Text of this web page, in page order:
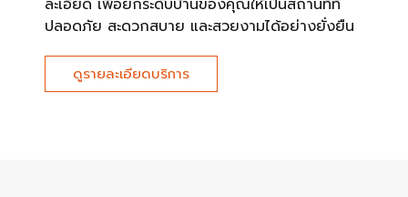
ละเอียด เพื่อยกระดับบ้านของคุณให้เป็นสถานที่ที่
ปลอดภัย สะดวกสบาย และสวยงามได้อย่างยั่งยืน
ดูรายละเอียดบริการ